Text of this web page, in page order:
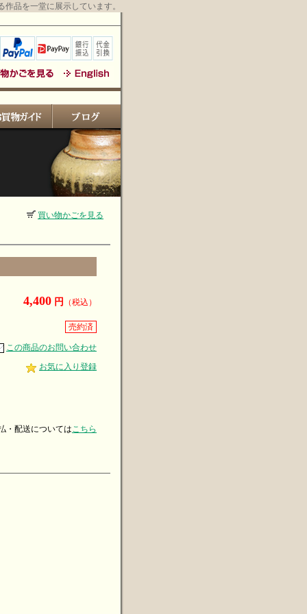
品を一堂に展示しています。
買い物かごを見る
4,400 円 （税込）
売約済
この商品のお問い合わせ
お気に入り登録
配送についてはこちら